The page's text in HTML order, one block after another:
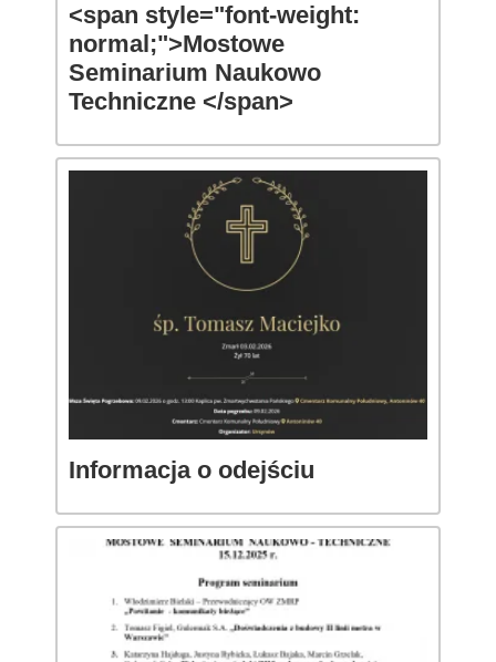
<span style="font-weight:
normal;">Mostowe
Seminarium Naukowo
Techniczne </span>
Informacja o odejściu